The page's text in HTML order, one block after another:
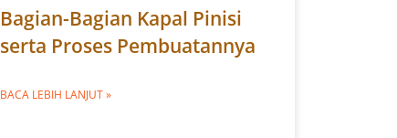
Bagian-Bagian Kapal Pinisi
serta Proses Pembuatannya
BACA LEBIH LANJUT »